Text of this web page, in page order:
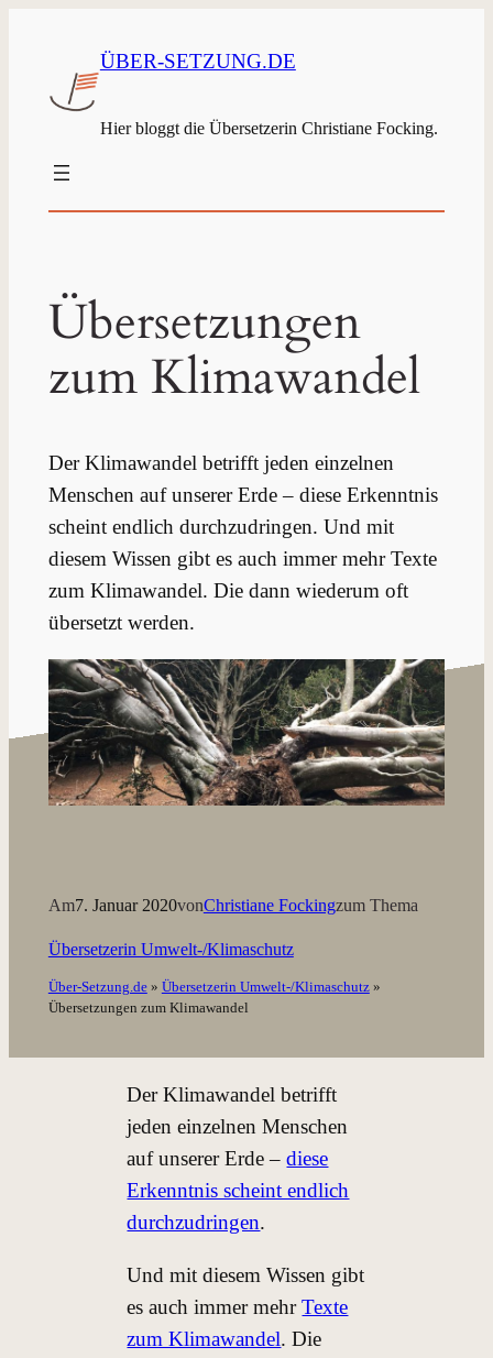
ÜBER-SETZUNG.DE
Hier bloggt die Übersetzerin Christiane Focking.
Übersetzungen
zum Klimawandel
Der Klimawandel betrifft jeden einzelnen
Menschen auf unserer Erde – diese Erkenntnis
scheint endlich durchzudringen. Und mit
diesem Wissen gibt es auch immer mehr Texte
zum Klimawandel. Die dann wiederum oft
übersetzt werden.
Am7. Januar 2020vonChristiane Fockingzum Thema
Übersetzerin Umwelt-/Klimaschutz
Über-Setzung.de» Übersetzerin Umwelt-/Klimaschutz»
Übersetzungen zum Klimawandel
Der Klimawandel betrifft
jeden einzelnen Menschen
auf unserer Erde –diese
Erkenntnis scheint endlich
durchzudringen.
Und mit diesem Wissen gibt
es auch immer mehrTexte
zum Klimawandel. Die